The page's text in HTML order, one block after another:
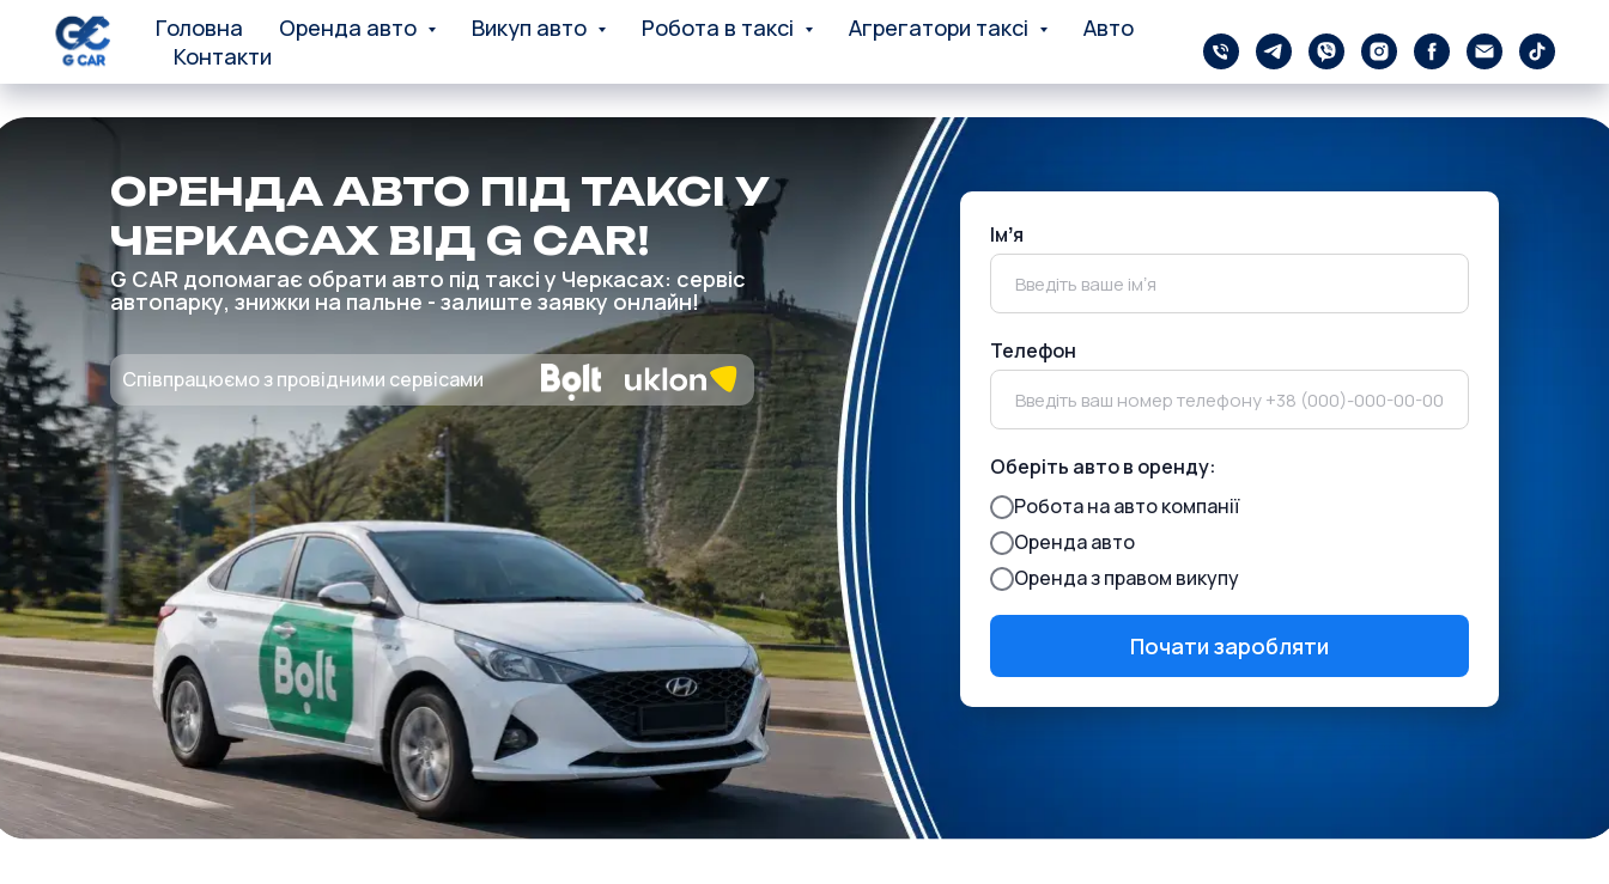
Головна Оренда авто Викуп авто Робота в таксі Агрегатори таксі
Авто
Контакти
Співпрацюємо з провідними сервісами
G CAR допомагає обрати авто під таксі у Черкасах: сервіс
автопарку, знижки на пальне - залиште заявку онлайн!
ОРЕНДА АВТО ПІД ТАКСІ У
ЧЕРКАСАХ ВІД G CAR!
Імʼя
Телефон
Оберіть авто в оренду:
Робота на авто компанії
Оренда авто
Оренда з правом викупу
Почати заробляти